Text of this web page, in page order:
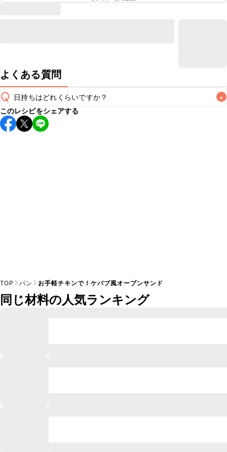
よくある質問
Q 日持ちはどれくらいですか？ +
保存期間は冷蔵で当日中が目安です。なるべくお早めにお召
し上がりください。
このレシピをシェアする
TOP パン お手軽チキンで！ケバブ風オープンサンド
同じ材料の人気ランキング